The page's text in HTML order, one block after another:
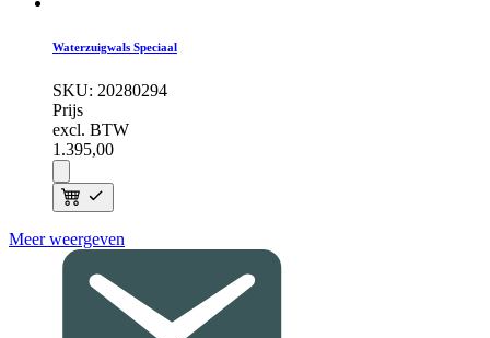
Waterzuigwals Speciaal
SKU: 20280294
Prijs
excl. BTW
1.395,00
Meer weergeven